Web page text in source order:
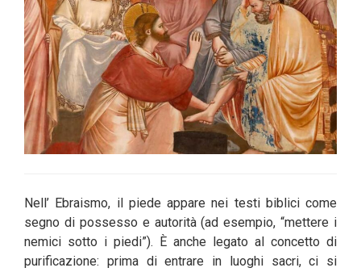
Nell’ Ebraismo, il piede appare nei testi biblici come
segno di possesso e autorità (ad esempio, “mettere i
nemici sotto i piedi”). È anche legato al concetto di
purificazione: prima di entrare in luoghi sacri, ci si